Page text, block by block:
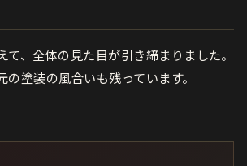
て、全体の見た目が引き締まりました。
の塗装の風合いも残っています。